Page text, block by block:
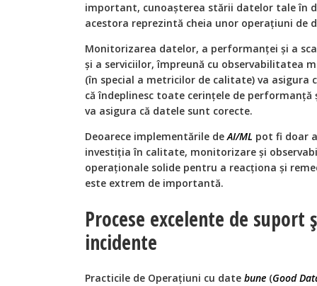
important, cunoașterea stării datelor tale în
acestora reprezintă cheia unor operațiuni de
Monitorizarea datelor, a performanței și a
și a serviciilor, împreună cu observabilitatea
(în special a metricilor de calitate) va asigura
că îndeplinesc toate cerințele de
va asigura că datele sunt corecte.
Deoarece implementările deAI/ML pot fi doar
investiția în calitate, monitorizare și
operaționale solide pentru a reacționa și
este extrem de importantă.
Procese excelente de suport
incidente
Practicile de Operațiuni cu date bune (Good